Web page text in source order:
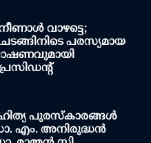
വാഴട്ടെ;
പരസ്യമായ
പുരസ്‌കാരങ്ങള്‍
എം. അനിരുദ്ധന്‍